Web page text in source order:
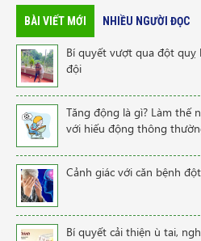
BÀI VIẾT MỚI NHIỀU NGƯỜI ĐỌC
Bí quyết vượt qua đột quỵ
đội
Tăng động là gì? Làm thế
với hiếu động thông
Cảnh giác với căn bệnh
Bí quyết cải thiện ù tai,